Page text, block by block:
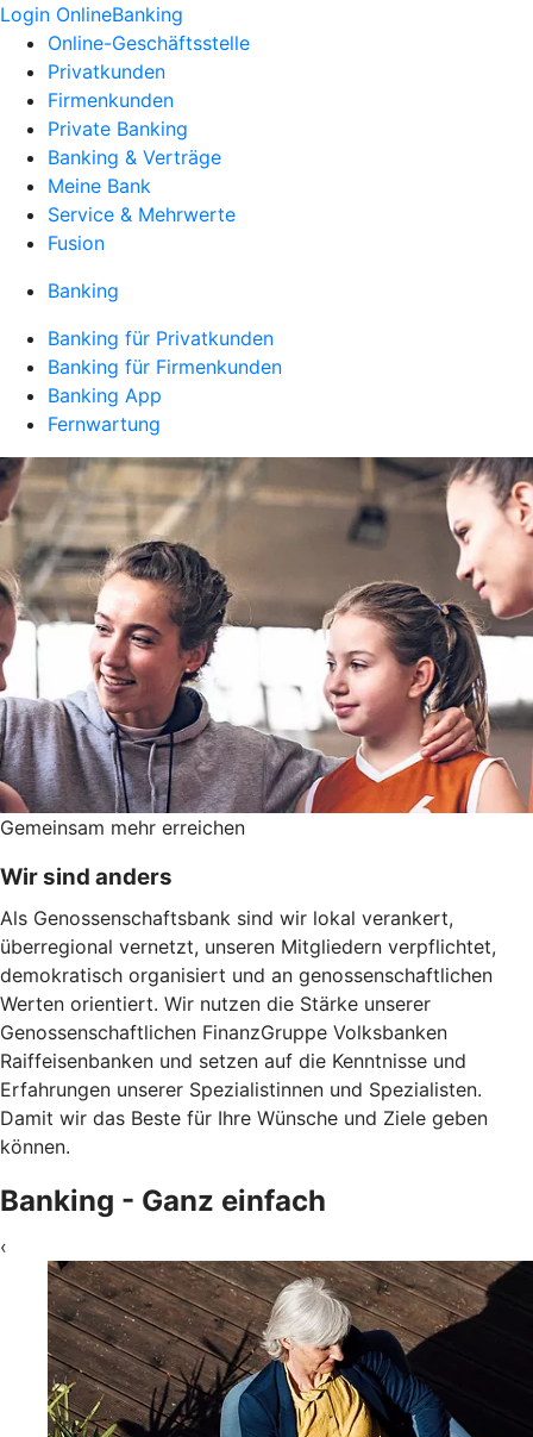
Login OnlineBanking
Online-Geschäftsstelle
Privatkunden
Firmenkunden
Private Banking
Banking & Verträge
Meine Bank
Service & Mehrwerte
Fusion
Banking
Banking für Privatkunden
Banking für Firmenkunden
Banking App
Fernwartung
Gemeinsam mehr erreichen
Wir sind anders
Als Genossenschaftsbank sind wir lokal verankert,
überregional vernetzt, unseren Mitgliedern verpflichtet,
demokratisch organisiert und an genossenschaftlichen
Werten orientiert. Wir nutzen die Stärke unserer
Genossenschaftlichen FinanzGruppe Volksbanken
Raiffeisenbanken und setzen auf die Kenntnisse und
Erfahrungen unserer Spezialistinnen und Spezialisten.
Damit wir das Beste für Ihre Wünsche und Ziele geben
können.
Banking - Ganz einfach
‹